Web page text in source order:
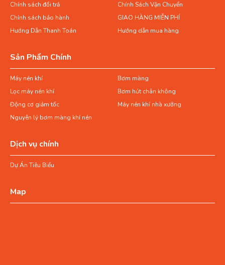
Chính sách đổi trả
Chính Sách Vận Chuyển
Chính sách bảo hành
GIAO HÀNG MIỄN PHÍ
Hướng Dẫn Thanh Toán
Hướng dẫn mua hàng
Sản Phẩm Chính
Máy nén khí
Bơm màng
Lọc máy nén khí
Bơm hút chân không
Động cơ giảm tốc
Máy nén khí nhà xưởng
Nguyên lý bơm màng khí nén
Dịch vụ chính
Dự Án Tiêu Biểu
Map